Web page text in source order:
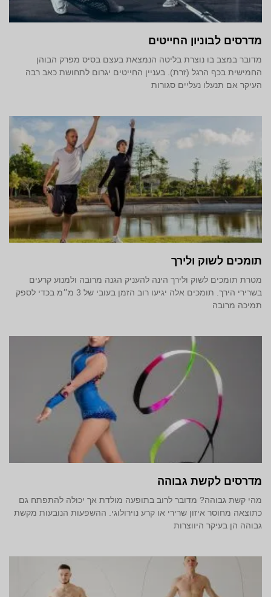
מדרסים לבוניון החייטים
מדובר במצב בו נוצרת בליטה הנמצאת בעצם בסיס מפרק הבוהן
החמישית בכף הרגל (זרת). בעניין החייטים יגרום לתחושת כאב רבה
העיקר אם תנעלו נעליים סגורות
תומכים לשוק ולירך
מטרת תומכים לשוק ולירך הינה להעניק הגנה מרובה ולמנוע קרעים
בשרירי הירך. תומכים אלה יגיעו רוב הזמן בעובי של 3 מ״מ בכדי לספק
תמיכה מרובה
מדרסים לקשת גבוהה
מהי קשת גבוהה? מדובר לרוב בתופעה מולדת אך יכולה להתפתח גם
כתוצאה מחוסר איזון שרירי או קרע נוירולוגי. ההשפעות הנובעות מקשת
גבוהה הן בעיקר היווצרות